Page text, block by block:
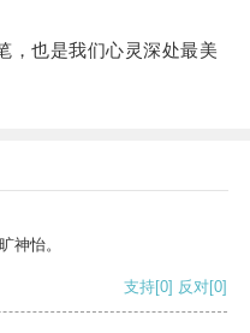
也是我们心灵深处最美
神怡。
支持[0] 反对[0]